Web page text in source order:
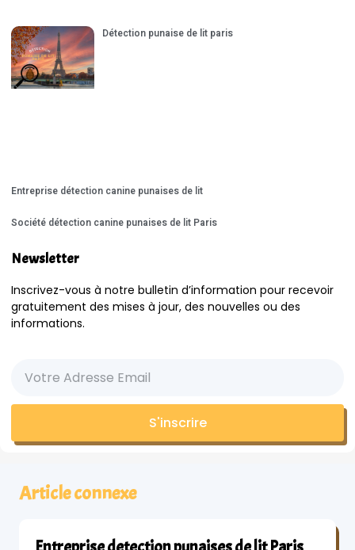
Détection punaise de lit paris
Entreprise détection canine punaises de lit
Société détection canine punaises de lit Paris
Newsletter
Inscrivez-vous à notre bulletin d’information pour recevoir
gratuitement des mises à jour, des nouvelles ou des
informations.
S'inscrire
Article connexe